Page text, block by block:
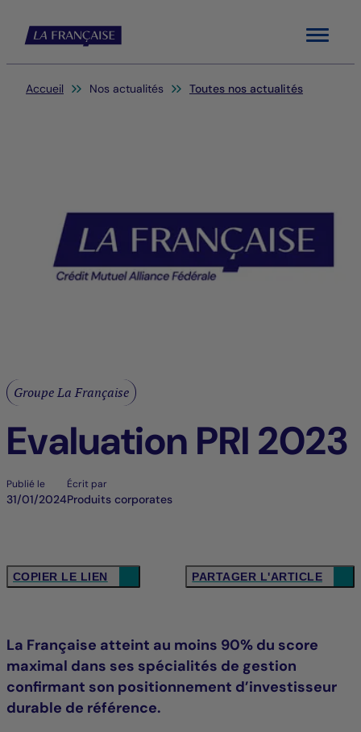
Menu
Vous êtes ici:
Accueil Nos actualités Toutes nos actualités
Groupe La Française
Evaluation PRI 2023
Publié le
31/01/2024
Écrit par
Produits corporates
COPIER LE LIEN PARTAGER L'ARTICLE
La Française atteint au moins 90% du score
maximal dans ses spécialités de gestion
confirmant son positionnement d’investisseur
durable de référence.